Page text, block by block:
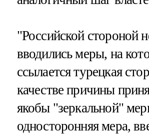
"Российской стороной
вводились меры, на
ссылается турецкая
качестве причины
якобы "зеркальной"
односторонняя мера,